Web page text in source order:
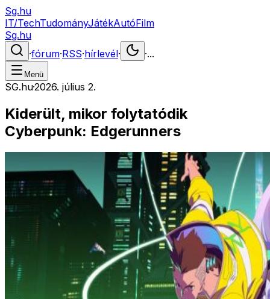
Sg.hu
IT/TechTudományJátékAutóFilm
Sg.hu
·fórum·RSS·hírlevél· ·...
Menü
SG.hu·2026. július 2.
Kiderült, mikor folytatódik
Cyberpunk: Edgerunners